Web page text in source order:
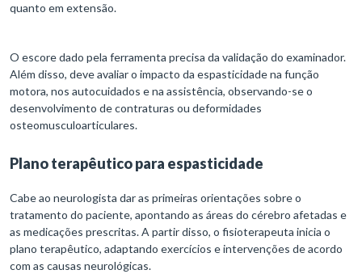
quanto em extensão.
O escore dado pela ferramenta precisa da validação do examinador.
Além disso, deve avaliar o impacto da espasticidade na função
motora, nos autocuidados e na assistência, observando-se o
desenvolvimento de contraturas ou deformidades
osteomusculoarticulares.
Plano terapêutico para espasticidade
Cabe ao neurologista dar as primeiras orientações sobre o
tratamento do paciente, apontando as áreas do cérebro afetadas e
as medicações prescritas. A partir disso, o fisioterapeuta inicia o
plano terapêutico, adaptando exercícios e intervenções de acordo
com as causas neurológicas.